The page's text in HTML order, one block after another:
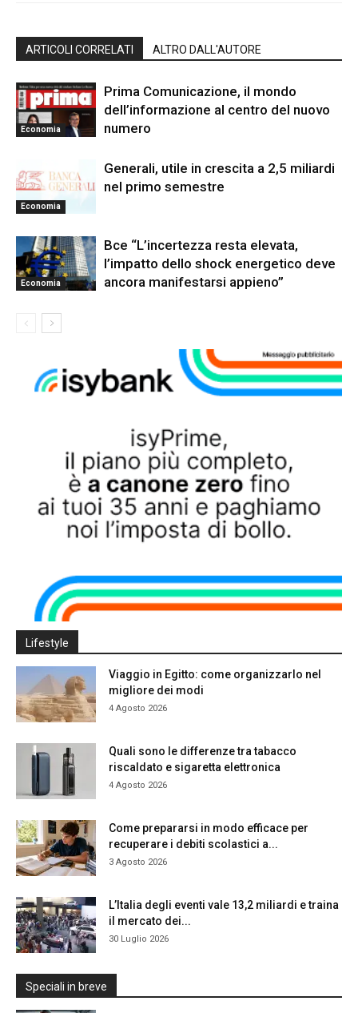
ARTICOLI CORRELATI ALTRO DALL'AUTORE
Economia
Prima Comunicazione, il mondo
dell’informazione al centro del nuovo
numero
Economia
Generali, utile in crescita a 2,5 miliardi
nel primo semestre
Economia
Bce “L’incertezza resta elevata,
l’impatto dello shock energetico deve
ancora manifestarsi appieno”
Lifestyle
Viaggio in Egitto: come organizzarlo nel
migliore dei modi
4 Agosto 2026
Quali sono le differenze tra tabacco
riscaldato e sigaretta elettronica
4 Agosto 2026
Come prepararsi in modo efficace per
recuperare i debiti scolastici a...
3 Agosto 2026
L’Italia degli eventi vale 13,2 miliardi e traina
il mercato dei...
30 Luglio 2026
Speciali in breve